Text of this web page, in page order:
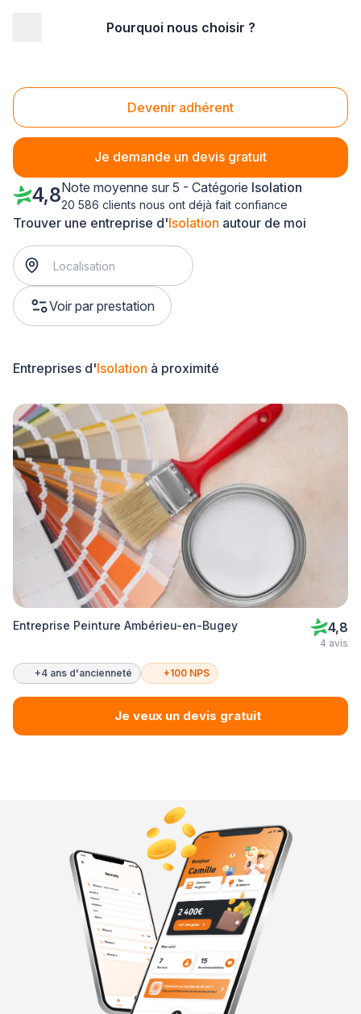
Pourquoi nous choisir ?
Devenir adhérent
Je demande un devis gratuit
Isolation Aix-les-Bains (73100)
Trouver une entreprise d'Isolation autour de moi
Voir par prestation
4,8Note moyenne sur 5 - Catégorie Isolation
20 586 clients nous ont déjà fait confiance
Entreprises d'Isolation à proximité
Entreprise Peinture Ambérieu-en-Bugey 4,8
4 avis
+4 ans d'ancienneté +100 NPS
Je veux un devis gratuit